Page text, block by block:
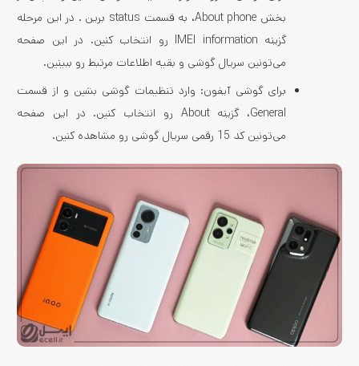
بخش About phone، به قسمت status برین . در این مرحله
گزینه IMEI information رو انتخاب کنین. در این صفحه
می‌تونین سریال گوشی و بقیه اطلاعات مرتبط رو ببینین.
برای گوشی آیفون: وارد تنظیمات گوشی بشین و از قسمت
General، گزینه About رو انتخاب کنین. در این صفحه
می‌تونین کد 15 رقمی سریال گوشی رو مشاهده کنین.